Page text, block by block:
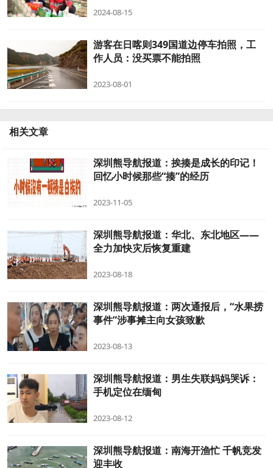
2024-08-15
游客在日喀则349国道边停车拍照，工
作人员：没买票不能拍照
2023-08-01
相关文章
深圳熊导航报道：挨揍是成长的印记！
回忆小时候那些“揍”的经历
2023-11-05
深圳熊导航报道：华北、东北地区——
全力加快灾后恢复重建
2023-08-18
深圳熊导航报道：两次通报后，“水果捞
事件”涉事摊主向女孩致歉
2023-08-13
深圳熊导航报道：男生失联妈妈哭诉：
手机定位在缅甸
2023-08-12
深圳熊导航报道：南海开渔忙 千帆竞发
迎丰收